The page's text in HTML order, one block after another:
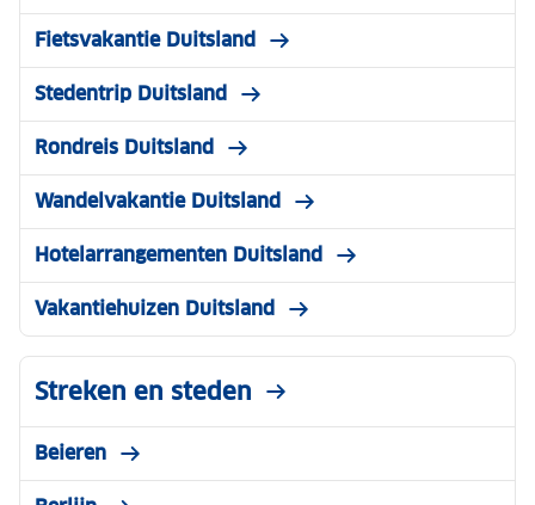
Fietsvakantie Duitsland
Stedentrip Duitsland
Rondreis Duitsland
Wandelvakantie Duitsland
Hotelarrangementen Duitsland
Vakantiehuizen Duitsland
Streken en steden
Beieren